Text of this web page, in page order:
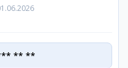
** **